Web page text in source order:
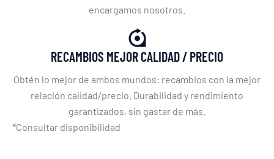
encargamos nosotros.
RECAMBIOS MEJOR CALIDAD / PRECIO
Obtén lo mejor de ambos mundos: recambios con la mejor
relación calidad/precio. Durabilidad y rendimiento
garantizados, sin gastar de más.
*Consultar disponibilidad